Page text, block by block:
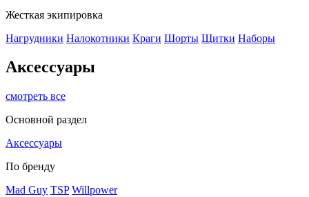
Жесткая экипировка
Нагрудники Налокотники Краги Шорты Щитки Наборы
Аксессуары
смотреть все
Основной раздел
Аксессуары
По бренду
Mad Guy TSP Willpower